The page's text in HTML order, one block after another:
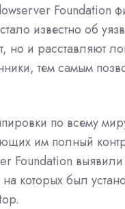
Foundation
известно об
но и расставляют
тем самым
по всему
им полный
Foundation
которых был